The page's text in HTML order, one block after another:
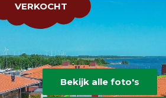
VERKOCHT
Bekijk alle foto's